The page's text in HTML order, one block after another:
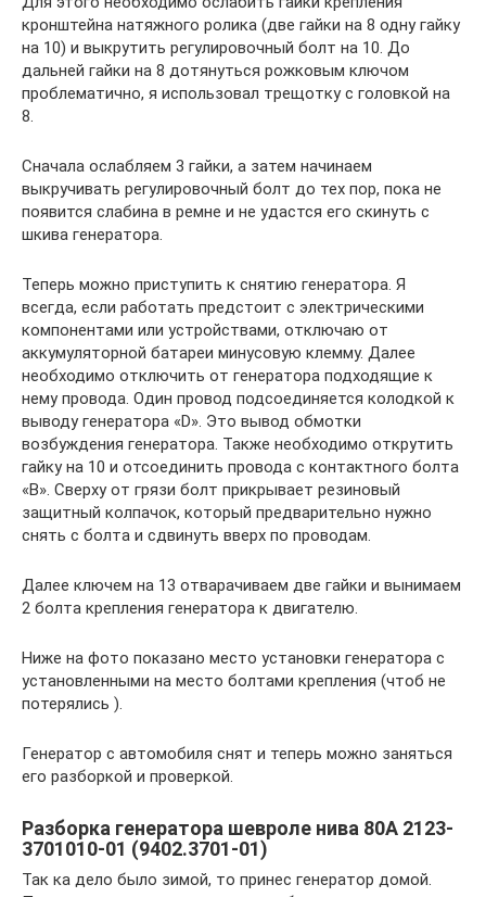
кронштейна натяжного ролика (две гайки на 8 одну гайку
на 10) и выкрутить регулировочный болт на 10. До
дальней гайки на 8 дотянуться рожковым ключом
проблематично, я использовал трещотку с головкой на
8.
Сначала ослабляем 3 гайки, а затем начинаем
выкручивать регулировочный болт до тех пор, пока не
появится слабина в ремне и не удастся его скинуть с
шкива генератора.
Теперь можно приступить к снятию генератора. Я
всегда, если работать предстоит с электрическими
компонентами или устройствами, отключаю от
аккумуляторной батареи минусовую клемму. Далее
необходимо отключить от генератора подходящие к
нему провода. Один провод подсоединяется колодкой к
выводу генератора «D». Это вывод обмотки
возбуждения генератора. Также необходимо открутить
гайку на 10 и отсоединить провода с контактного болта
«B». Сверху от грязи болт прикрывает резиновый
защитный колпачок, который предварительно нужно
снять с болта и сдвинуть вверх по проводам.
Далее ключем на 13 отварачиваем две гайки и вынимаем
2 болта крепления генератора к двигателю.
Ниже на фото показано место установки генератора с
установленными на место болтами крепления (чтоб не
потерялись ).
Генератор с автомобиля снят и теперь можно заняться
его разборкой и проверкой.
Разборка генератора шевроле нива 80А 2123-
3701010-01 (9402.3701-01)
Так ка дело было зимой, то принес генератор домой.